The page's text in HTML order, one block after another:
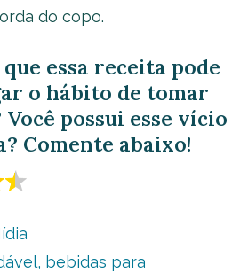
do copo.
essa receita pode
o hábito de tomar
possui esse vício
Comente abaixo!
, bebidas para